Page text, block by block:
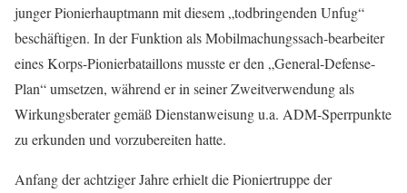
junger Pionierhauptmann mit diesem „todbringenden Unfug“
beschäftigen. In der Funktion als Mobilmachungssach-bearbeiter
eines Korps-Pionierbataillons musste er den „General-Defense-
Plan“ umsetzen, während er in seiner Zweitverwendung als
Wirkungsberater gemäß Dienstanweisung u.a. ADM-Sperrpunkte
zu erkunden und vorzubereiten hatte.
Anfang der achtziger Jahre erhielt die Pioniertruppe der